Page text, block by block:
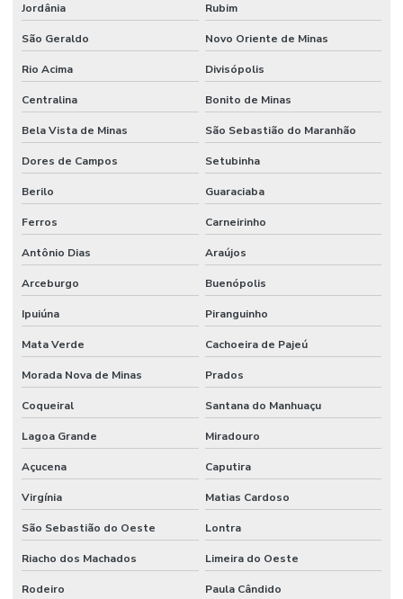
Jordânia Rubim
São Geraldo Novo Oriente de Minas
Rio Acima Divisópolis
Centralina Bonito de Minas
Bela Vista de Minas São Sebastião do Maranhão
Dores de Campos Setubinha
Berilo Guaraciaba
Ferros Carneirinho
Antônio Dias Araújos
Arceburgo Buenópolis
Ipuiúna Piranguinho
Mata Verde Cachoeira de Pajeú
Morada Nova de Minas Prados
Coqueiral Santana do Manhuaçu
Lagoa Grande Miradouro
Açucena Caputira
Virgínia Matias Cardoso
São Sebastião do Oeste Lontra
Riacho dos Machados Limeira do Oeste
Rodeiro Paula Cândido